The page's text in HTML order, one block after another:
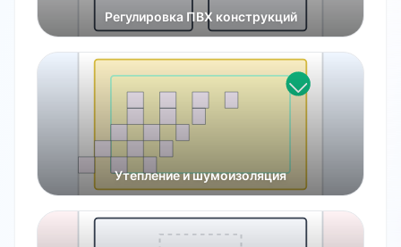
Регулировка ПВХ конструкций
Утепление и шумоизоляция